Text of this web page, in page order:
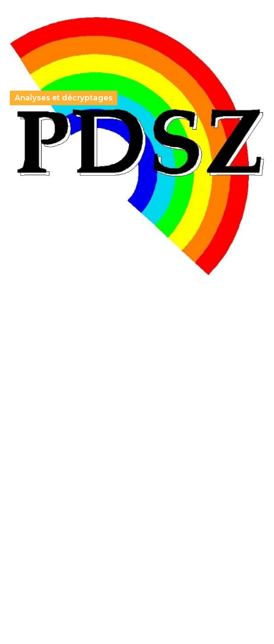
Analyses et décryptages
Hongrie : du changement pour les politiques
éducatives, aussi !
25 juin 2026
En Hongrie, le conservateur Peter Magyar et son parti
Tisza "Respect et liberté" ont remporté une large victoire,
contre le premier ministre sortant, Viktor Orban,…